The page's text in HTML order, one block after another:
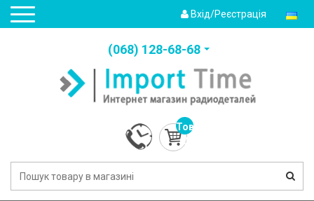
Вхід/Реєстрація
(‎068) 128-68-68
Товарів:
0
(0.0грн.)